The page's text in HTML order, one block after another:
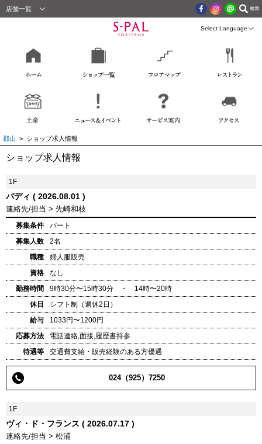
店舗一覧
郡山 > ショップ求人情報
ショップ求人情報
1F
パディ ( 2026.08.01 )
連絡先/担当 > 先崎和枝
募集条件
パート
募集人数
2名
職種
婦人服販売
資格
なし
勤務時間
9時30分〜15時30分 ・ 14時〜20時
休日
シフト制（週休2日）
給与
1033円〜1200円
応募方法
電話連絡,面接,履歴書持参
待遇等
交通費支給・販売経験のある方優遇
024（925）7250
1F
ヴィ・ド・フランス ( 2026.07.17 )
連絡先/担当 > 松浦